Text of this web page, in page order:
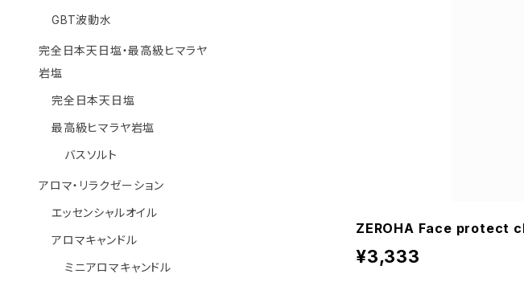
ZEROHA Face protect
¥3,333
GBT波動水
完全日本天日塩・最高級ヒマラヤ
岩塩
完全日本天日塩
最高級ヒマラヤ岩塩
バスソルト
アロマ・リラクゼーション
エッセンシャルオイル
アロマキャンドル
ミニアロマキャンドル